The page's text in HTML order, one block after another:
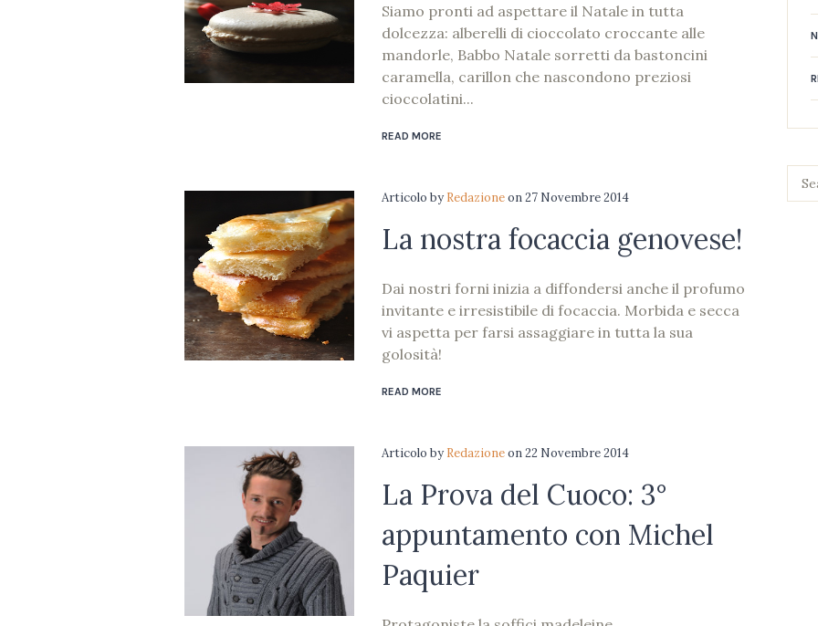
Siamo pronti ad aspettare il Natale in tutta
dolcezza: alberelli di cioccolato croccante alle
mandorle, Babbo Natale sorretti da bastoncini
caramella, carillon che nascondono preziosi
cioccolatini...
READ MORE
Articoloby Redazioneon27 Novembre 2014
La nostra focaccia genovese!
Dai nostri forni inizia a diffondersi anche il profumo
invitante e irresistibile di focaccia. Morbida e secca
vi aspetta per farsi assaggiare in tutta la sua
golosità!
READ MORE
Articoloby Redazioneon22 Novembre 2014
La Prova del Cuoco: 3°
appuntamento con Michel
Paquier